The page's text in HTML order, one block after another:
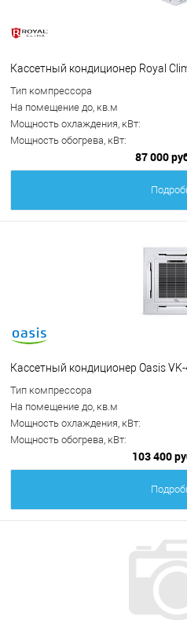
Кассетный кондиционер Royal
Тип компрессора
На помещение до, кв.м
Мощность охлаждения, кВт:
Мощность обогрева, кВт:
87 000
Кассетный кондиционер Oasis
Тип компрессора
На помещение до, кв.м
Мощность охлаждения, кВт:
Мощность обогрева, кВт:
103 400